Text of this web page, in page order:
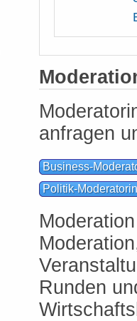
anfragen
Business-
Politik-Moderatorin
Runden